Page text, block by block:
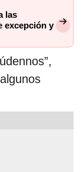
las
excepción y